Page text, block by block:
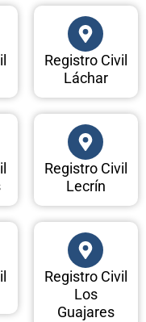
Registro Civil
Láchar
Registro Civil
Lecrín
Registro Civil
Los
Guajares